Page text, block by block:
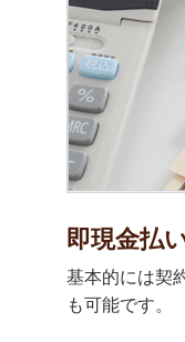
即現金払
基本的には契
も可能です。